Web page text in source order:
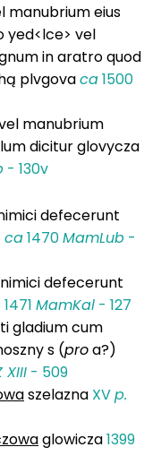
manubrium eius
yed<lce> vel
in aratro quod
plvgovaca1500
manubrium
dicitur glovycza
- 130v
defecerunt
ca1470MamLub -
defecerunt
1471 MamKal - 127
gladium cum
s (proa?)
XIII - 509
szelazna XVp.
glowicza1399